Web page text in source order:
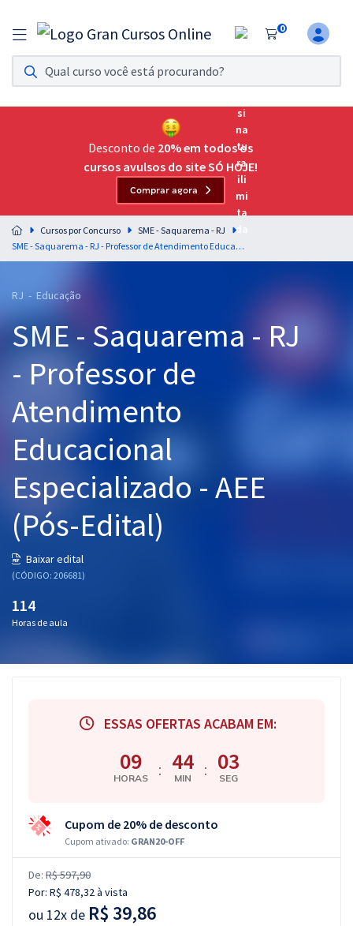
0
Assinatura Ilimitada 11
Acesso a todos os cursos. Teste grátis por 7 dias!
Assinatura OAB Até Passar
Acesso ilimitado a toda preparação para o Exame da
Residências Multiprofissionais
Preparação completa e intensiva para as principais
residências em saúde do Brasil
Cursos 20% OFF
Graduação
OAB
Questões grátis
Blog
Aprovados
Desconto de 20% em todos os
cursos avulsos do site SÓ HOJE!
Comprar agora
Cursos por Concurso
SME - Saquarema - RJ
SME - Saquarema - RJ - Professor de Atendimento Educacional Especializado - AEE (Pós-Edital)
RJ - Educação
SME - Saquarema - RJ
- Professor de
Atendimento
Educacional
Especializado - AEE
(Pós-Edital)
Baixar edital
(CÓDIGO: 206681)
114
Horas de aula
ESSAS OFERTAS ACABAM EM:
09
HORAS : 44
MIN : 02
SEG
Cupom de 20% de desconto
Cupom ativado: GRAN20-OFF
De: R$ 597,90
Por: R$ 478,32à vista
ou 12x de R$ 39,86